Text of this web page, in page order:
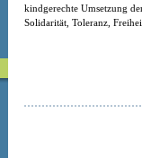
kindgerechte Umsetzung
Solidarität, Toleranz,